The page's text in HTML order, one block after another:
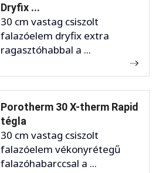
Dryfix ...
30 cm vastag csiszolt
falazóelem dryfix extra
ragasztóhabbal a ...
Porotherm 30 X-therm Rapid
tégla
30 cm vastag csiszolt
falazóelem vékonyrétegű
falazóhabarccsal a ...